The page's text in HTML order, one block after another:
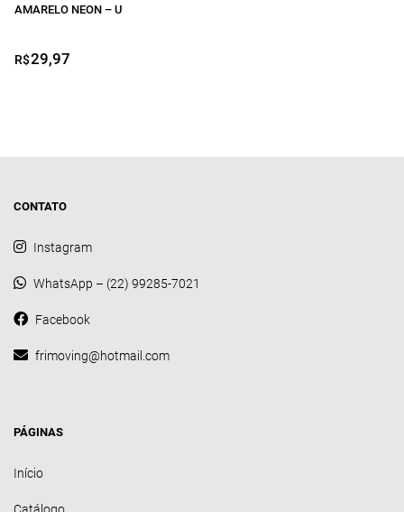
AMARELO NEON – U
R$29,97
CONTATO
Instagram
WhatsApp – (22) 99285-7021
Facebook
frimoving@hotmail.com
PÁGINAS
Início